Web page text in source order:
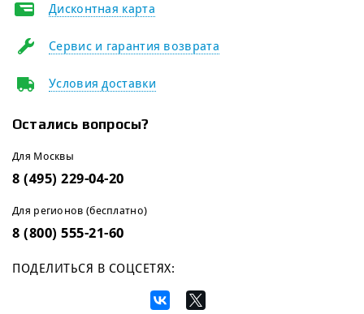
Дисконтная карта
Сервис и гарантия возврата
Условия доставки
Остались вопросы?
Для Москвы
8 (495) 229-04-20
Для регионов (бесплатно)
8 (800) 555-21-60
ПОДЕЛИТЬСЯ В СОЦСЕТЯХ: